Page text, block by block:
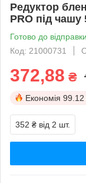
Редуктор
PRO під чашу
Готово до відправки
Код: 21000731
372,88 ₴
Економія 99.12
352 ₴ від 2 шт.